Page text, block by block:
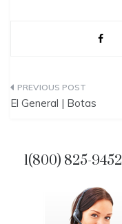
P
El General | Botas
1(800) 825-9452